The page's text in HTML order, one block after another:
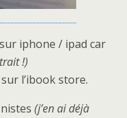
iphone / ipad car
!)
sur l’ibook store.
(j’en ai déjà